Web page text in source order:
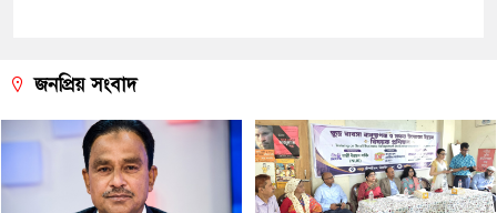
জনপ্রিয় সংবাদ